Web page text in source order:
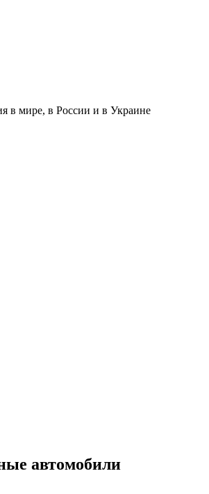
в мире, в России и в Украине
автомобили